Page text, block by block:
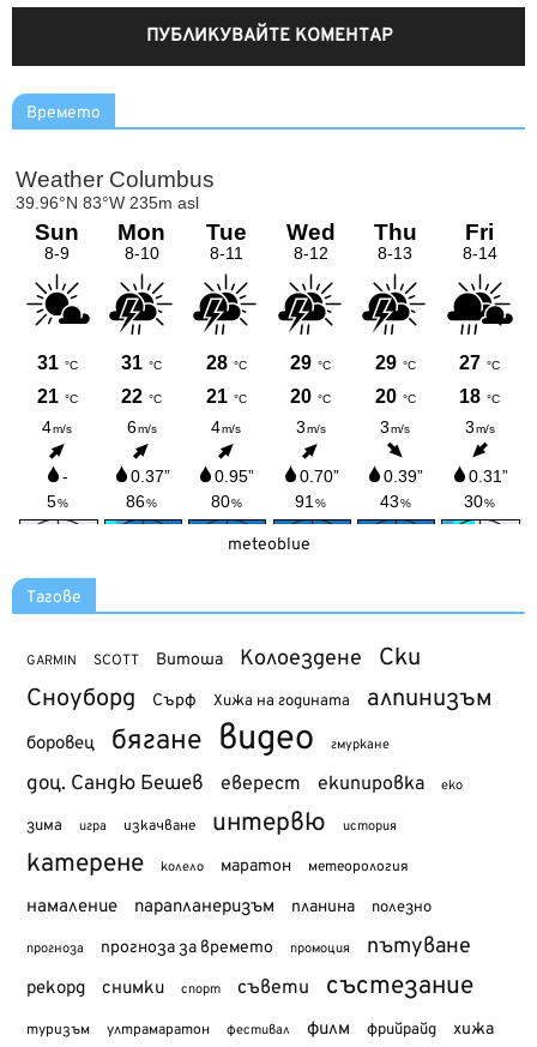
Времето
meteoblue
Тагове
GARMIN SCOTT Витоша Колоездене Ски
Сноуборд Сърф Хижа на годината алпинизъм
боровец бягане видео гмуркане
доц. Сандю Бешев еверест екипировка еко
зима игра изкачване интервю история
катерене колело маратон метеорология
намаление парапланеризъм планина полезно
прогноза прогноза за времето промоция пътуване
рекорд снимки спорт съвети състезание
туризъм ултрамаратон фестивал филм фрийрайд хижа